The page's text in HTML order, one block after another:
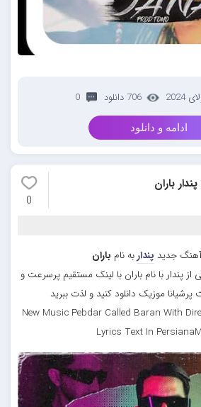
706 دانلود 0
ادامه و دانلود
باران
0
آهنگ جدید پنداربه نام باران
از پندار با نام باران با لینک مستقیم پرسرعت و
پرشیانا موزیک دانلود کنید و لذت ببرید
New Music Pebdar Called Baran With
Lyrics Text In